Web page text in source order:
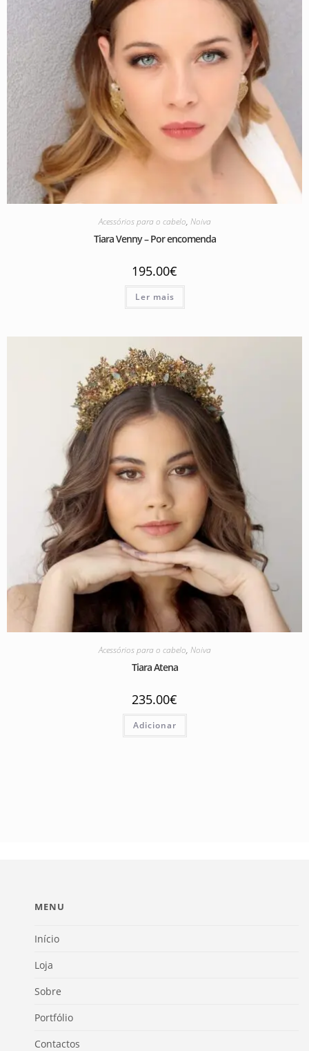
Acessórios para o cabelo, Noiva
Tiara Venny – Por encomenda
195.00€
Ler mais
Acessórios para o cabelo, Noiva
Tiara Atena
235.00€
Adicionar
MENU
Início
Loja
Sobre
Portfólio
Contactos